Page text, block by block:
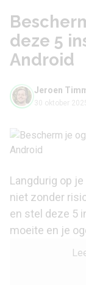
deze 5
Android
Jeroen
30 oktober
Langdurig op
niet zonder
en stel deze 5
moeite en je